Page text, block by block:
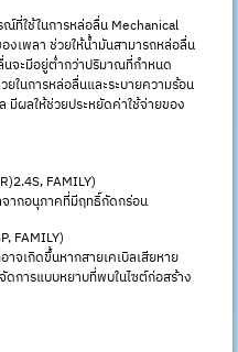
ที่ใช้ในการหล่อลื่น Mechanical
งเพลา ช่วยให้น้ำมันสามารถหล่อลื่น
จะมีอยู่ต่ำกว่าปริมาณที่กำหนด
ในการหล่อลื่นและระบายความร้อน
มีผลให้ช่วยประหยัดค่าใช้จ่ายของ
FAMILY)
จากอนุภาคที่มีฤทธิ์กัดกร่อน
FAMILY)
จเกิดขึ้นหากสายเคเบิลเสียหาย
ดการแบบหยาบที่พบในไซต์ก่อสร้าง